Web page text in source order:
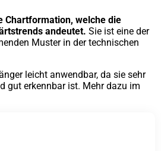
Chartformation, welche die
andeutet. Sie ist eine der
Muster in der technischen
leicht anwendbar, da sie sehr
gut erkennbar ist. Mehr dazu im